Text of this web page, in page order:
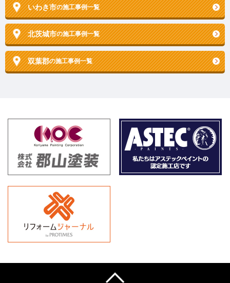
いわき市の施工事例一覧
北茨城市の施工事例一覧
双葉郡の施工事例一覧